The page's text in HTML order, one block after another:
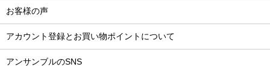
お客様の声
アカウント登録とお買い物ポイントについて
アンサンブルのSNS